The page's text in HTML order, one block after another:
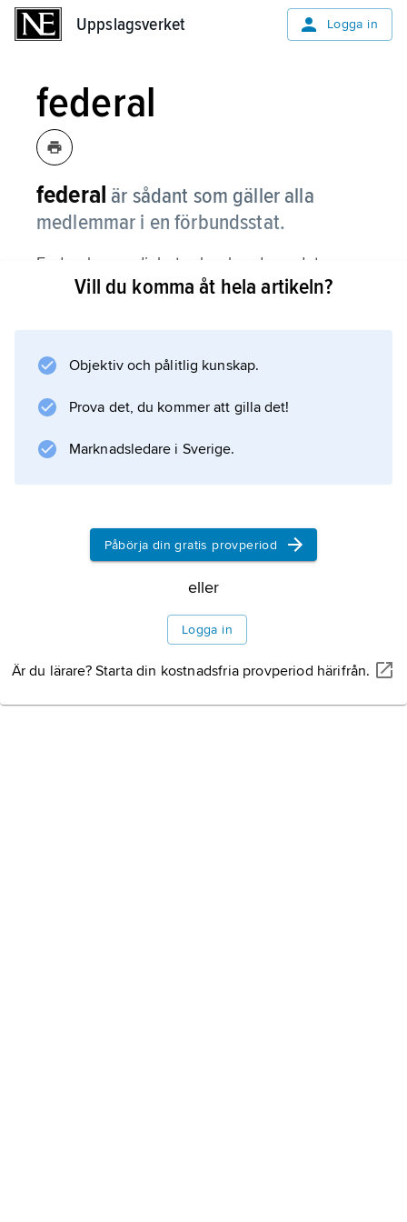
Uppslagsverket Logga in
federal
federal är sådant som gäller alla
medlemmar i en förbundsstat.
Federala myndigheter har hand om det som
handlar om hela landet, exempelvis försvaret.
Vill du komma åt hela artikeln?
Objektiv och pålitlig kunskap.
Prova det, du kommer att gilla det!
Marknadsledare i Sverige.
Påbörja din gratis provperiod
eller
Logga in
Är du lärare? Starta din kostnadsfria provperiod härifrån.